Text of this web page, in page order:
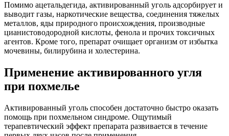
Помимо ацетальдегида, активированный уголь адсорбирует и
выводит газы, наркотические вещества, соединения тяжелых
металлов, яды природного происхождения, производные
цианистоводородной кислоты, фенола и прочих токсичных
агентов. Кроме того, препарат очищает организм от избытка
мочевины, билирубина и холестерина.
Применение активированного угля
при похмелье
Активированный уголь способен достаточно быстро оказать
помощь при похмельном синдроме. Ощутимый
терапевтический эффект препарата развивается в течение